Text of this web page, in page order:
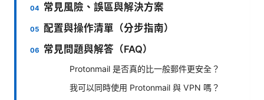
常見風險、誤區與解決方案
配置與操作清單（分步指南）
常見問題與解答（FAQ）
Protonmail 是否真的比一般郵件更安全？
我可以同時使用 Protonmail 與 VPN 嗎？